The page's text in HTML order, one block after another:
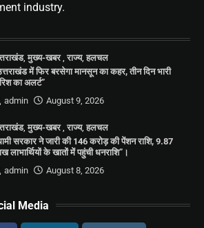
industry.
,मुख्य-खबर,राज्य,हलचल
में फिर बरसेगा मानसून का कहर, तीन दिन भारी
का अलर्ट”
admin
August 9, 2026
,मुख्य-खबर ,राज्य,हलचल
सरकार ने जारी की 146 करोड़ की पेंशन राशि, 9.87
लाभार्थियों के खातों में पहुंची धनराशि”।
admin
August 8, 2026
Media